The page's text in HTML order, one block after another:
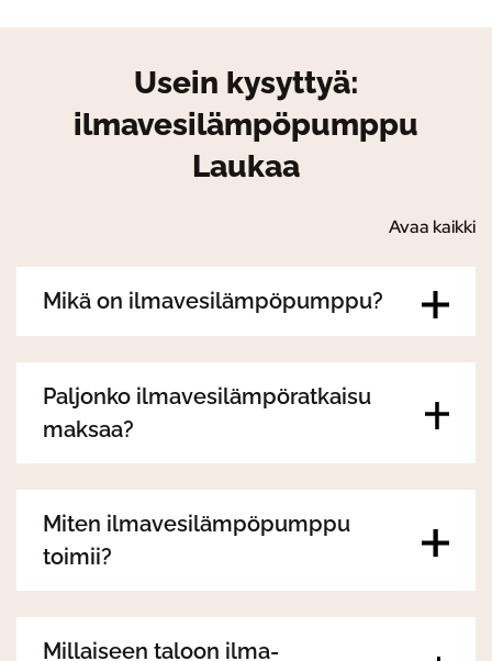
Usein kysyttyä:
ilmavesilämpöpumppu
Laukaa
Avaa kaikki
Mikä on ilmavesilämpöpumppu?
Paljonko ilmavesilämpöratkaisu
maksaa?
Miten ilmavesilämpöpumppu
toimii?
Millaiseen taloon ilma-